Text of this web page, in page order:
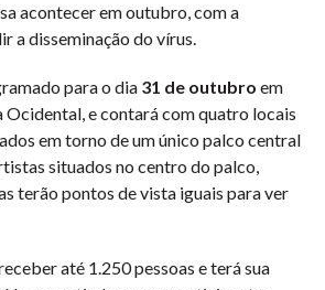
acontecer em outubro, com a
a disseminação do vírus.
para o dia 31 de outubro em
Ocidental, e contará com quatro locais
em torno de um único palco central
situados no centro do palco,
terão pontos de vista iguais para ver
até 1.250 pessoas e terá sua